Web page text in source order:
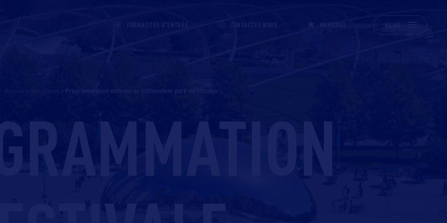
FORMALITÉS D'ENTRÉE CONTACTEZ-NOUS MENU
Accueil > > programmation estivale au millennium park de chicago